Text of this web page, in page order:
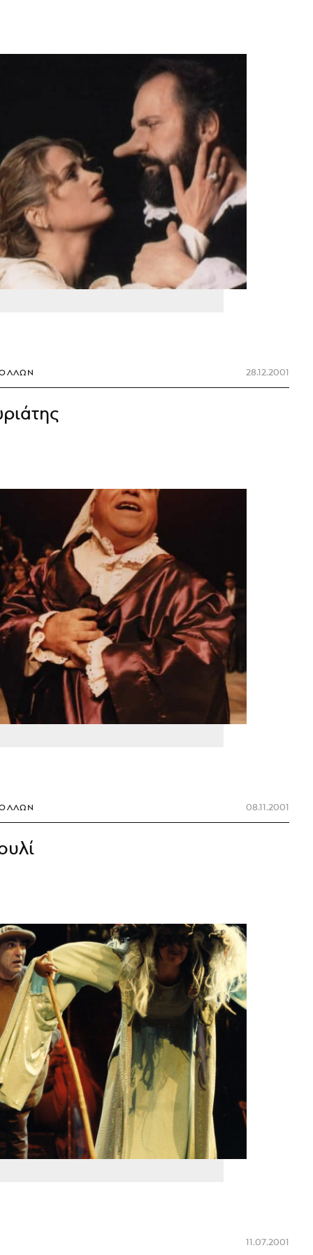
28.12.2001
08.11.2001
11.07.2001